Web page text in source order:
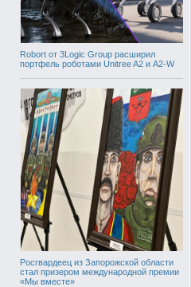
Robort от 3Logic Group расширил
портфель роботами Unitree A2 и A2-W
Росгвардеец из Запорожской области
стал призером международной премии
«Мы вместе»